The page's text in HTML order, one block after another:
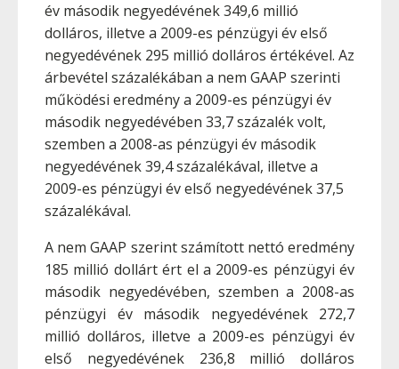
év második negyedévének 349,6 millió
dolláros, illetve a 2009-es pénzügyi év első
negyedévének 295 millió dolláros értékével. Az
árbevétel százalékában a nem GAAP szerinti
működési eredmény a 2009-es pénzügyi év
második negyedévében 33,7 százalék volt,
szemben a 2008-as pénzügyi év második
negyedévének 39,4 százalékával, illetve a
2009-es pénzügyi év első negyedévének 37,5
százalékával.
A nem GAAP szerint számított nettó eredmény
185 millió dollárt ért el a 2009-es pénzügyi év
második negyedévében, szemben a 2008-as
pénzügyi év második negyedévének 272,7
millió dolláros, illetve a 2009-es pénzügyi év
első negyedévének 236,8 millió dolláros